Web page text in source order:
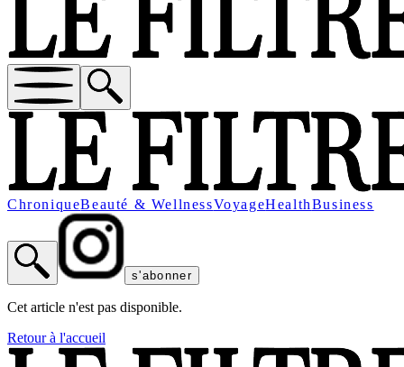
ChroniqueBeauté & WellnessVoyageHealthBusiness
s'abonner
Cet article n'est pas disponible.
Retour à l'accueil